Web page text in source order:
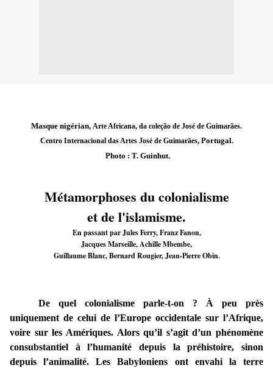
Masque nigérian, Arte Africana, da coleção de José de Guimarães.
Centro Internacional das Artes José de Guimarães, Portugal.
Photo : T. Guinhut.
Métamorphoses du colonialisme
et de l'islamisme.
En passant par Jules Ferry, Franz Fanon,
Jacques Marseille, Achille Mbembe,
Guillaume Blanc, Bernard Rougier, Jean-Pierre Obin.
De quel colonialisme parle-t-on ? À peu près
uniquement de celui de l’Europe occidentale sur l’Afrique,
voire sur les Amériques. Alors qu’il s’agit d’un phénomène
consubstantiel à l’humanité depuis la préhistoire, sinon
depuis l’animalité. Les Babyloniens ont envahi la terre